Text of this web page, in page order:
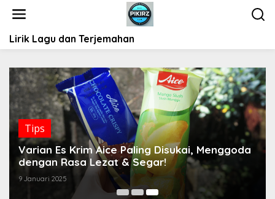
Lirik Lagu dan Terjemahan
Tips
Varian Es Krim Aice Paling Disukai, Menggoda
dengan Rasa Lezat & Segar!
9 Januari 2025